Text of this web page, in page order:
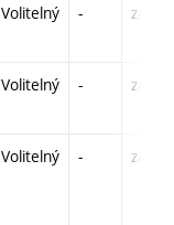
Volitelný - zá
Volitelný - zá
Volitelný - zá